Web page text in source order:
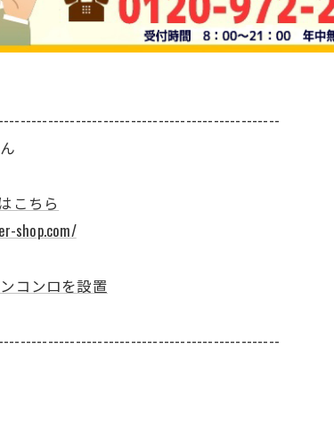
こちら
shop.com/
コンロを設置